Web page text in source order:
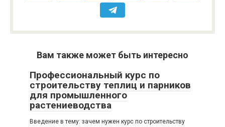
Вам также может быть интересно
Профессиональный курс по
строительству теплиц и парников
для промышленного
растениеводства
Введение в тему: зачем нужен курс по строительству